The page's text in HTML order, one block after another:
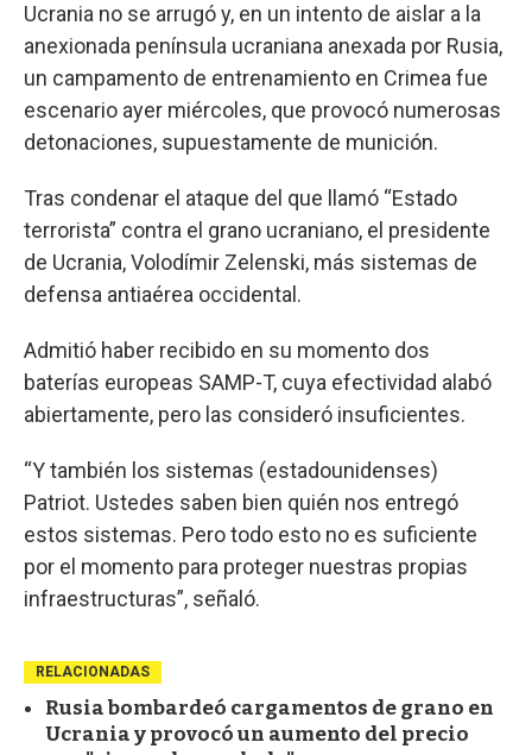
Ucrania no se arrugó y, en un intento de aislar a la
anexionada península ucraniana anexada por Rusia,
un campamento de entrenamiento en Crimea fue
escenario ayer miércoles, que provocó numerosas
detonaciones, supuestamente de munición.
Tras condenar el ataque del que llamó “Estado
terrorista” contra el grano ucraniano, el presidente
de Ucrania, Volodímir Zelenski, más sistemas de
defensa antiaérea occidental.
Admitió haber recibido en su momento dos
baterías europeas SAMP-T, cuya efectividad alabó
abiertamente, pero las consideró insuficientes.
“Y también los sistemas (estadounidenses)
Patriot. Ustedes saben bien quién nos entregó
estos sistemas. Pero todo esto no es suficiente
por el momento para proteger nuestras propias
infraestructuras”, señaló.
RELACIONADAS
Rusia bombardeó cargamentos de grano en
Ucrania y provocó un aumento del precio